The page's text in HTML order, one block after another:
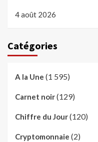
4 août 2026
Catégories
A la Une (1 595)
Carnet noir(129)
Chiffre du Jour(120)
Cryptomonnaie (2)